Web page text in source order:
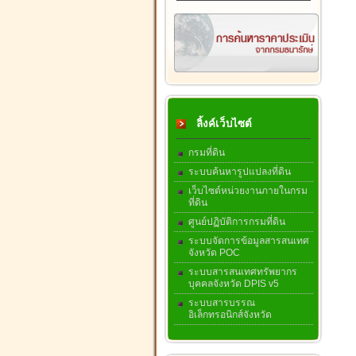
ลิ้งค์เว็บไซต์
กรมที่ดิน
ระบบค้นหารูปแปลงที่ดิน
เว็บไซต์หน่วยงานภายในกรม
ที่ดิน
ศูนย์ปฏิบัติการกรมที่ดิน
ระบบจัดการข้อมูลสารสนเทศ
จังหวัด POC
ระบบสารสนเทศทรัพยากร
บุคคลจังหวัด DPIS v5
ระบบสารบรรณ
อิเล็กทรอนิกส์จังหวัด